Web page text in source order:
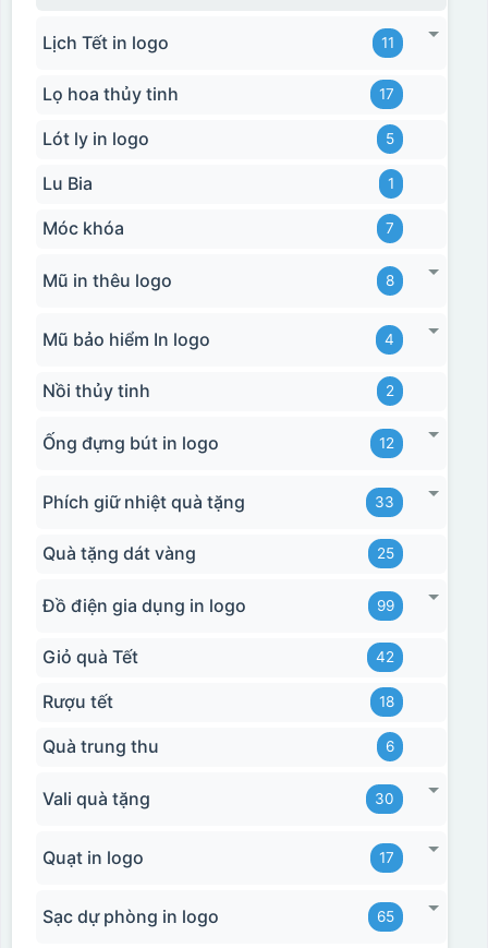
Hộp xi bình giữ nhiệt
Hộp xi bình hoa
Lịch Tết in logo 11
Lọ hoa thủy tinh 17
Lót ly in logo 5
Lu Bia 1
Móc khóa 7
Mũ in thêu logo 8
Mũ bảo hiểm In logo 4
Nồi thủy tinh 2
Ống đựng bút in logo 12
Phích giữ nhiệt quà tặng 33
Quà tặng dát vàng 25
Đồ điện gia dụng in logo 99
Giỏ quà Tết 42
Rượu tết 18
Quà trung thu 6
Vali quà tặng 30
Quạt in logo 17
Sạc dự phòng in logo 65